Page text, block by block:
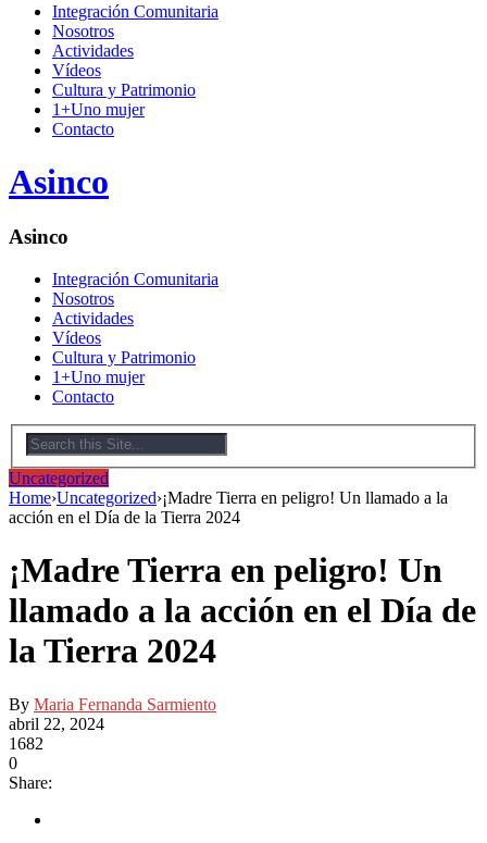
Integración Comunitaria
Nosotros
Actividades
Vídeos
Cultura y Patrimonio
1+Uno mujer
Contacto
Asinco
Asinco
Integración Comunitaria
Nosotros
Actividades
Vídeos
Cultura y Patrimonio
1+Uno mujer
Contacto
Uncategorized
Home›Uncategorized›¡Madre Tierra en peligro! Un llamado a la
acción en el Día de la Tierra 2024
¡Madre Tierra en peligro! Un
llamado a la acción en el Día de
la Tierra 2024
By Maria Fernanda Sarmiento
abril 22, 2024
1682
0
Share: